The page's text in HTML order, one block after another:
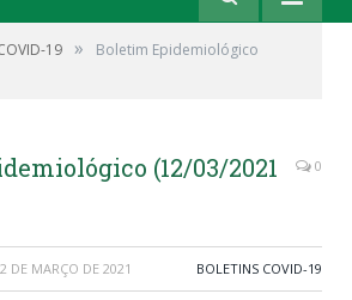
19 »
Boletim Epidemiológico
(12/03/2021
0
DE MARÇO DE 2021 BOLETINS COVID-19